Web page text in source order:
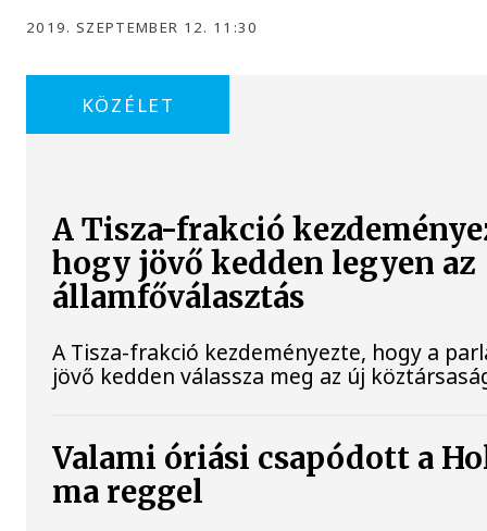
2019. SZEPTEMBER 12. 11:30
KÖZÉLET
A Tisza-frakció
hogy jövő kedden legyen az
államfőválasztás
A Tisza-frakció kezdeményezte, hogy a
jövő kedden válassza meg az új
Valami óriási csapódott a
ma reggel